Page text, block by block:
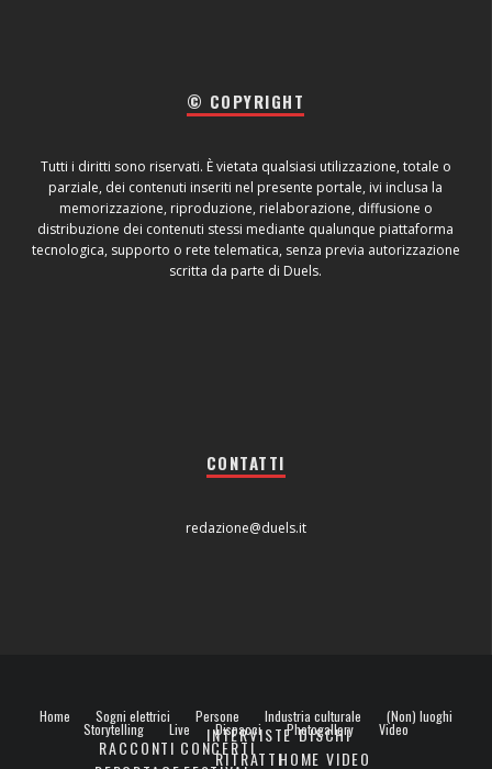
© COPYRIGHT
Tutti i diritti sono riservati. È vietata qualsiasi utilizzazione, totale o
parziale, dei contenuti inseriti nel presente portale, ivi inclusa la
memorizzazione, riproduzione, rielaborazione, diffusione o
distribuzione dei contenuti stessi mediante qualunque piattaforma
tecnologica, supporto o rete telematica, senza previa autorizzazione
scritta da parte di Duels.
CONTATTI
redazione@duels.it
Home Sogni elettrici Persone
INTERVISTE
RITRATTI
Industria culturale
DISCHI
HOME VIDEO
(Non) luoghi
Storytelling
RACCONTI
Live
CONCERTI
Dispacci Photogallery Video